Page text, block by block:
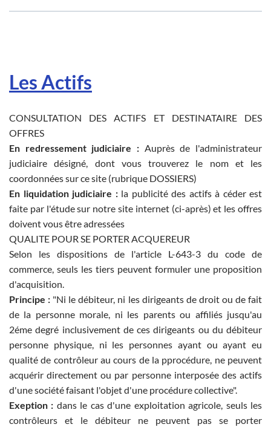
Les Actifs
CONSULTATION DES ACTIFS ET DESTINATAIRE DES
OFFRES
En redressement judiciaire : Auprès de l'administrateur
judiciaire désigné, dont vous trouverez le nom et les
coordonnées sur ce site (rubrique DOSSIERS)
En liquidation judiciaire :la publicité des actifs à céder est
faite par l'étude sur notre site internet (ci-après) et les offres
doivent vous être adressées
QUALITE POUR SE PORTER ACQUEREUR
Selon les dispositions de l'article L-643-3 du code de
commerce, seuls les tiers peuvent formuler une proposition
d'acquisition.
Principe : "Ni le débiteur, ni les dirigeants de droit ou de fait
de la personne morale, ni les parents ou affiliés jusqu'au
2éme degré inclusivement de ces dirigeants ou du débiteur
personne physique, ni les personnes ayant ou ayant eu
qualité de contrôleur au cours de la pprocédure, ne peuvent
acquérir directement ou par personne interposée des actifs
d'une société faisant l'objet d'une procédure collective".
Exeption : dans le cas d'une exploitation agricole, seuls les
contrôleurs et le débiteur ne peuvent pas se porter